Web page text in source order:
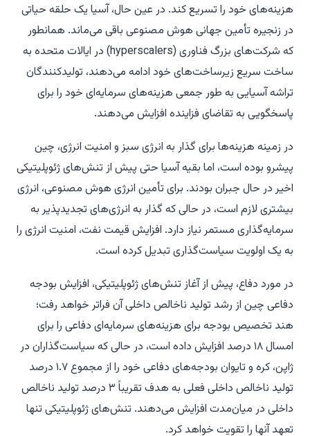
هزینه‌های خود را تسریع کند. در عین حال، آسیا یک حلقه حیاتی
در زنجیره تأمین جهانی هوش مصنوعی باقی می‌ماند. همانطور
که شرکت‌های بزرگ فناوری (hyperscalers) در ایالات متحده به
ساخت سریع زیرساخت‌های خود ادامه می‌دهند، تولیدکنندگان
تراشه آسیایی به طور جمعی هزینه‌های سرمایه‌ای خود را برای
پاسخگویی به تقاضای فزاینده افزایش می‌دهند.
در زمینه هزینه‌ها برای گذار به انرژی سبز و امنیت انرژی، چین
پیشرو بوده است، اما بقیه آسیا حتی پیش از تنش‌های ژئوپلیتیکی
اخیر در حال جبران بودند. برای تأمین انرژی هوش مصنوعی، انرژی
بیشتری لازم است، در حالی که گذار به انرژی‌های تجدیدپذیر به
سرمایه‌گذاری مستمر نیاز دارد. افزایش قیمت نفت، امنیت انرژی را
به یک اولویت سیاست‌گذاری تبدیل کرده است.
در مورد دفاع، پیش از آغاز تنش‌های ژئوپلیتیکی، افزایش بودجه
دفاعی چین از رشد تولید ناخالص داخلی آن فراتر خواهد رفت؛
هند تخصیص بودجه برای هزینه‌های سرمایه‌ای دفاعی را برای
امسال ۱۸ درصد افزایش داده است، در حالی که سیاست‌گذاران در
ژاپن، کره و تایوان بودجه‌های دفاعی خود را از مجموع ۱.۷ درصد
تولید ناخالص داخلی فعلی به هدف تقریباً ۳ درصد تولید ناخالص
داخلی در میان‌مدت افزایش می‌دهند. تنش‌های ژئوپلیتیکی تنها
تعهد آنها را تقویت خواهد کرد.